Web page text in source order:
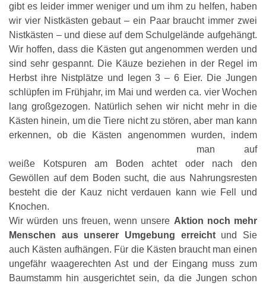
gibt es leider immer weniger und um ihm zu helfen, haben
wir vier Nistkästen gebaut – ein Paar braucht immer zwei
Nistkästen – und diese auf dem Schulgelände aufgehängt.
Wir hoffen, dass die Kästen gut angenommen werden und
sind sehr gespannt. Die Käuze beziehen in der Regel im
Herbst ihre Nistplätze und legen 3 – 6 Eier. Die Jungen
schlüpfen im Frühjahr, im Mai und werden ca. vier Wochen
lang großgezogen. Natürlich sehen wir nicht mehr in die
Kästen hinein, um die Tiere nicht zu stören, aber man kann
erkennen, ob die Kästen angenommen wurden, indem
man auf
weiße Kotspuren am Boden achtet oder nach den
Gewöllen auf dem Boden sucht, die aus Nahrungsresten
besteht die der Kauz nicht verdauen kann wie Fell und
Knochen.
Wir würden uns freuen, wenn unsere Aktion noch mehr
Menschen aus unserer Umgebung erreichtund Sie
auch Kästen aufhängen. Für die Kästen braucht man einen
ungefähr waagerechten Ast und der Eingang muss zum
Baumstamm hin ausgerichtet sein, da die Jungen schon